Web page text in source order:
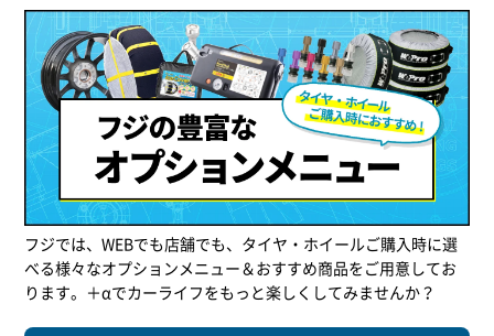
フジでは、WEBでも店舗でも、タイヤ・ホイールご購入時に選
べる様々なオプションメニュー＆おすすめ商品をご用意してお
ります。＋αでカーライフをもっと楽しくしてみませんか？